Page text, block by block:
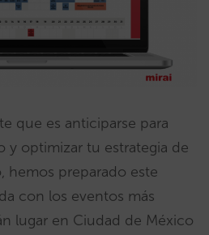
que es anticiparse para
y optimizar tu estrategia de
hemos preparado este
con los eventos más
lugar en Ciudad de México